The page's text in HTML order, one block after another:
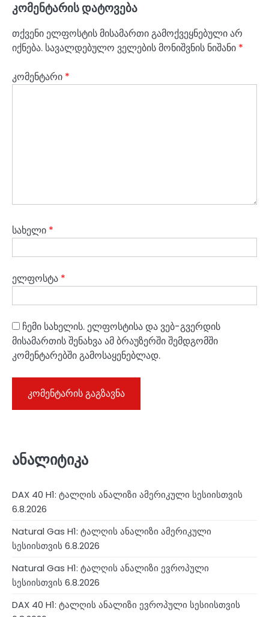
კომენტარის დატოვება
თქვენი ელფოსტის მისამართი გამოქვეყნებული არ
იქნება. სავალდებულო ველების მონიშვნის ნიშანი *
კომენტარი *
სახელი *
ელფოსტა *
ჩემი სახელის. ელფოსტისა და ვებ-გვერდის
მისამართის შენახვა ამ ბრაუზერში შემდგომში
კომენტარებში გამოსაყენებლად.
ანალიტიკა
DAX 40 H1: ტალღის ანალიზი ამერიკული სესიისთვის
6.8.2026
Natural Gas H1: ტალღის ანალიზი ამერიკული
სესიისთვის 6.8.2026
Natural Gas H1: ტალღის ანალიზი ევროპული
სესიისთვის 6.8.2026
DAX 40 H1: ტალღის ანალიზი ევროპული სესიისთვის